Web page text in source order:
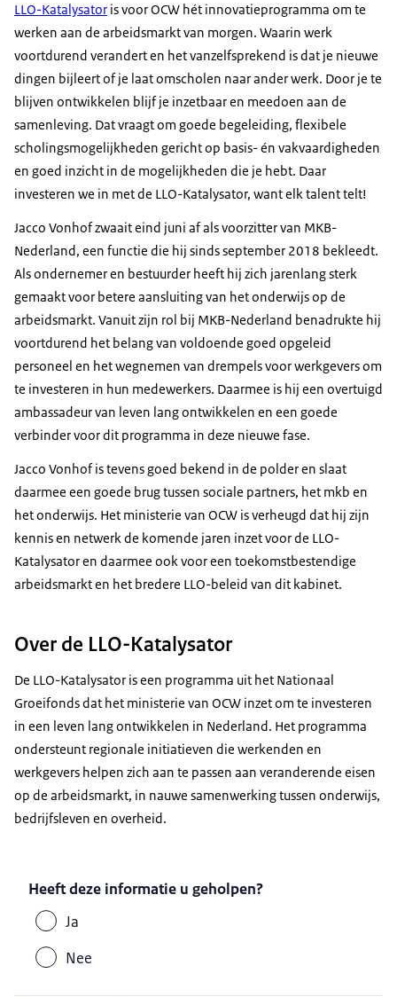
LLO-Katalysator is voor OCW hét innovatieprogramma om te
werken aan de arbeidsmarkt van morgen. Waarin werk
voortdurend verandert en het vanzelfsprekend is dat je nieuwe
dingen bijleert of je laat omscholen naar ander werk. Door je te
blijven ontwikkelen blijf je inzetbaar en meedoen aan de
samenleving. Dat vraagt om goede begeleiding, flexibele
scholingsmogelijkheden gericht op basis- én vakvaardigheden
en goed inzicht in de mogelijkheden die je hebt. Daar
investeren we in met de LLO-Katalysator, want elk talent telt!
Jacco Vonhof zwaait eind juni af als voorzitter van MKB-
Nederland, een functie die hij sinds september 2018 bekleedt.
Als ondernemer en bestuurder heeft hij zich jarenlang sterk
gemaakt voor betere aansluiting van het onderwijs op de
arbeidsmarkt. Vanuit zijn rol bij MKB-Nederland benadrukte hij
voortdurend het belang van voldoende goed opgeleid
personeel en het wegnemen van drempels voor werkgevers om
te investeren in hun medewerkers. Daarmee is hij een overtuigd
ambassadeur van leven lang ontwikkelen en een goede
verbinder voor dit programma in deze nieuwe fase.
Jacco Vonhof is tevens goed bekend in de polder en slaat
daarmee een goede brug tussen sociale partners, het mkb en
het onderwijs. Het ministerie van OCW is verheugd dat hij zijn
kennis en netwerk de komende jaren inzet voor de LLO-
Katalysator en daarmee ook voor een toekomstbestendige
arbeidsmarkt en het bredere LLO-beleid van dit kabinet.
Over de LLO-Katalysator
De LLO-Katalysator is een programma uit het Nationaal
Groeifonds dat het ministerie van OCW inzet om te investeren
in een leven lang ontwikkelen in Nederland. Het programma
ondersteunt regionale initiatieven die werkenden en
werkgevers helpen zich aan te passen aan veranderende eisen
op de arbeidsmarkt, in nauwe samenwerking tussen onderwijs,
bedrijfsleven en overheid.
Heeft deze informatie u geholpen?
Ja
Nee